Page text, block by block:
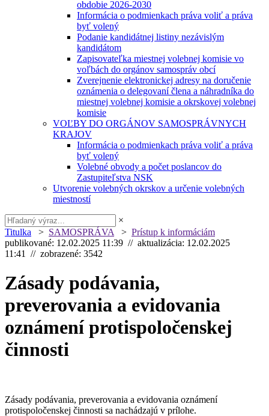
obdobie 2026-2030
Informácia o podmienkach práva voliť a práva
byť volený
Podanie kandidátnej listiny nezávislým
kandidátom
Zapisovateľka miestnej volebnej komisie vo
voľbách do orgánov samospráv obcí
Zverejnenie elektronickej adresy na doručenie
oznámenia o delegovaní člena a náhradníka do
miestnej volebnej komisie a okrskovej volebnej
komisie
VOĽBY DO ORGÁNOV SAMOSPRÁVNYCH
KRAJOV
Informácia o podmienkach práva voliť a práva
byť volený
Volebné obvody a počet poslancov do
Zastupiteľstva NSK
Utvorenie volebných okrskov a určenie volebných
miestností
×
Titulka > SAMOSPRÁVA > Prístup k informáciám
publikované: 12.02.2025 11:39 // aktualizácia: 12.02.2025
11:41 // zobrazené: 3542
Zásady podávania,
preverovania a evidovania
oznámení protispoločenskej
činnosti
Zásady podávania, preverovania a evidovania oznámení
protispoločenskej činnosti sa nachádzajú v prílohe.